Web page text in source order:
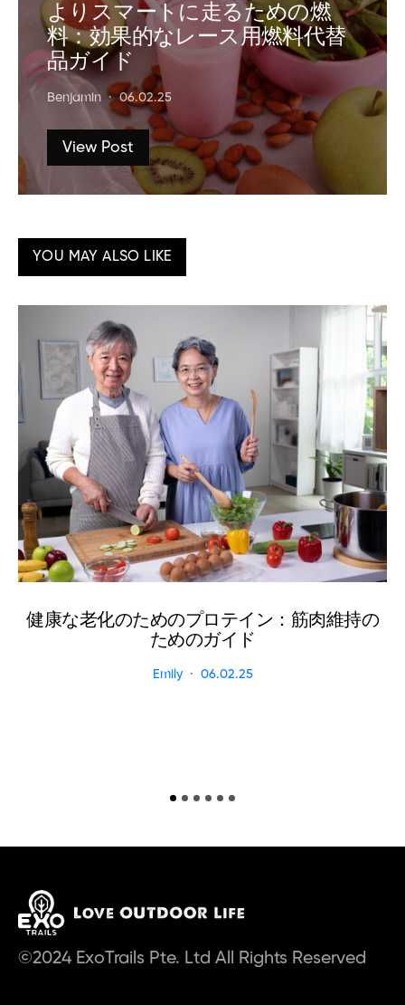
よりスマートに走るための燃
料：効果的なレース用燃料代替
品ガイド
Benjamin 06.02.25
View Post
YOU MAY ALSO LIKE
健康な老化のためのプロテイン：筋肉維持の
ためのガイド
Emily 06.02.25
©2024 ExoTrails Pte. Ltd All Rights Reserved